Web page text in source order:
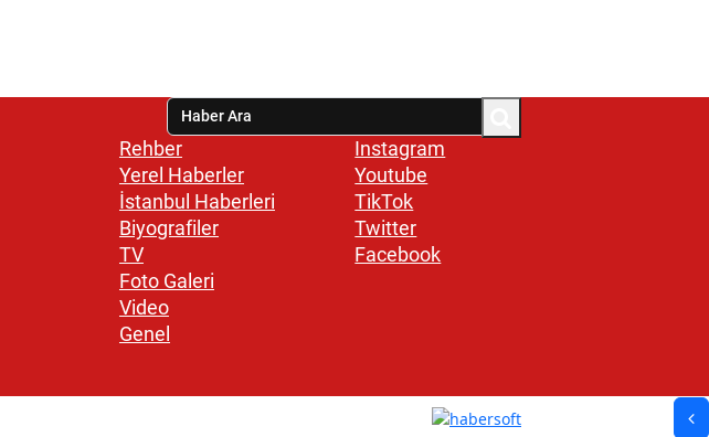
Rehber
Yerel Haberler
İstanbul Haberleri
Biyografiler
TV
Foto Galeri
Video
Genel
Instagram
Youtube
TikTok
Twitter
Facebook